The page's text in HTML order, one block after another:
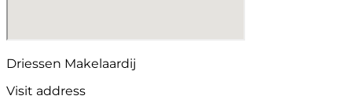
Driessen Makelaardij
Visit address